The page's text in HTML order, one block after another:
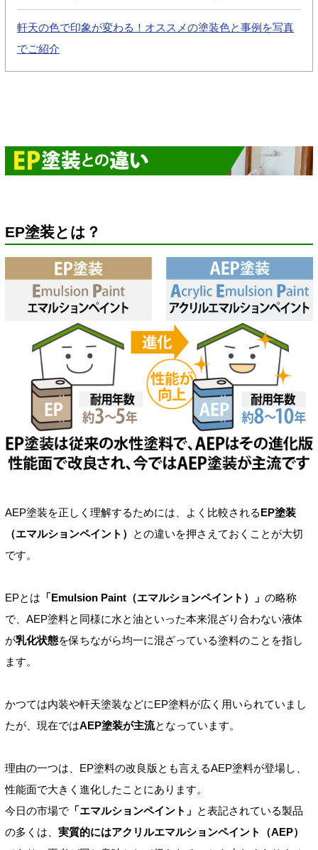
軒天の色で印象が変わる！オススメの塗装色と事例を写真
でご紹介
EP塗装とは？
AEP塗装を正しく理解するためには、よく比較されるEP塗装
（エマルションペイント）
との違いを押さえておくことが大切
です。
EPとは 「Emulsion Paint（エマルションペイント）」 の略称
で、AEP塗料と同様に水と油といった本来混ざり合わない液体
が乳化状態を保ちながら均一に混ざっている塗料のことを指し
ます。
かつては内装や軒天塗装などにEP塗料が広く用いられていまし
たが、現在ではAEP塗装が主流となっています。
理由の一つは、EP塗料の改良版とも言えるAEP塗料が登場し、
性能面で大きく進化したことにあります。
今日の市場で 「エマルションペイント」 と表記されている製品
の多くは、 実質的にはアクリルエマルションペイント（AEP）